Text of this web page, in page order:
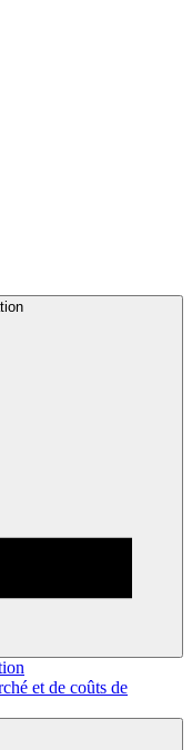
et de coûts de